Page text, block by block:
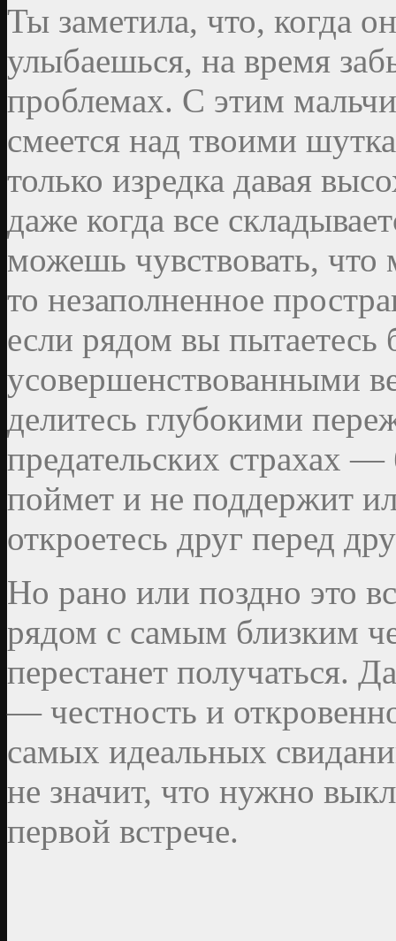
Ты заметила, что, когда
улыбаешься, на время
проблемах. С этим
смеется над твоими
только изредка давая
даже когда все
можешь чувствовать, что
то незаполненное
если рядом вы пытаетесь
усовершенствованными
делитесь глубокими
предательских страхах —
поймет и не поддержит
откроетесь друг перед
Но рано или поздно это
рядом с самым близким
перестанет получаться.
— честность и
самых идеальных
не значит, что нужно
первой встрече.